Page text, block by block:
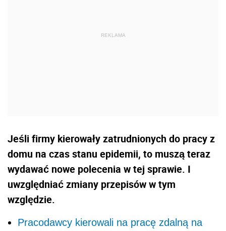
Jeśli firmy kierowały zatrudnionych do pracy z
domu na czas stanu epidemii, to muszą teraz
wydawać nowe polecenia w tej sprawie. I
uwzględniać zmiany przepisów w tym
względzie.
Pracodawcy kierowali na pracę zdalną na